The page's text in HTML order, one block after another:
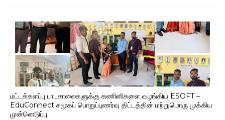
மட்டக்களப்பு பாடசாலைகளுக்கு கணினிகளை வழங்கிய ESOFT –
EduConnect சமூகப் பொறுப்புணர்வு திட்டத்தின் மற்றுமொரு முக்கிய
முன்னெடுப்பு